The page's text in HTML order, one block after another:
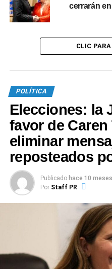
0
TEMAS RELACIONADOS:
vacunas
NO TE PIERDAS
Alberto Fernández:
estériles»
cerrarán
CLIC
POLÍTICA
Elecciones: la
favor de
eliminar
reposteados
Publicado hace 10 meses
Por Staff PR